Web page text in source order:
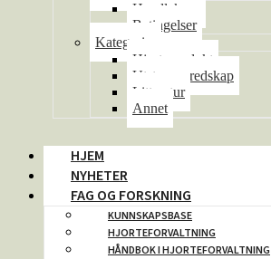
Handlekurv
Betingelser
Kategorier
Hjorteprodukt
Utstyr og redskap
Litteratur
Annet
HJEM
NYHETER
FAG OG FORSKNING
KUNNSKAPSBASE
HJORTEFORVALTNING
HÅNDBOK I HJORTEFORVALTNING